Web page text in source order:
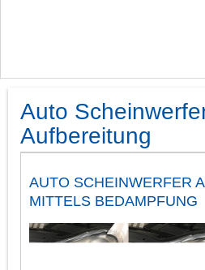
Auto
Aufbereitung
AUTO SCHEINWERFER
MITTELS BEDAMPFUNG